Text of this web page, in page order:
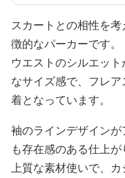
スカートとの相性を
徴的なパーカーです。
ウエストのシルエッ
なサイズ感で、フレ
着となっています。
袖のラインデザイン
も存在感のある仕上が
上質な素材使いで、